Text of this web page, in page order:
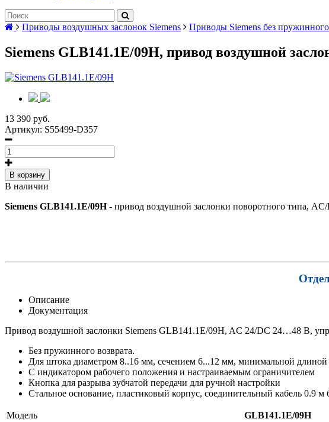
Приводы воздушных заслонок Siemens Приводы Siemens без пружинного
Siemens GLB141.1E/09H, привод воздушной
13 390 руб.
Артикул: S55499-D357
В корзину
В наличии
Siemens GLB141.1E/09H- привод воздушной заслонки поворотного типа,
Описание
Документация
Привод воздушной заслонки Siemens GLB141.1E/09H, AC 24/DC 24…48 В,
Без пружинного возврата.
Для штока диаметром 8..16 мм, сечением 6...12 мм, минимальной
С индикатором рабочего положения и настраиваемым ограничителем
Кнопка для разрыва зубчатой передачи для ручной настройки
Стальное основание, пластиковый корпус, соединительный кабель 0.9 м
Модель
GLB141.1E/09H